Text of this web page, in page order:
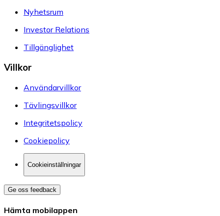
Nyhetsrum
Investor Relations
Tillgänglighet
Villkor
Användarvillkor
Tävlingsvillkor
Integritetspolicy
Cookiepolicy
Cookieinställningar
Ge oss feedback
Hämta mobilappen